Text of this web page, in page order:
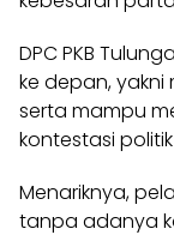
DPC PKB
ke depan, yakni
serta mampu
kontestasi
Menariknya,
tanpa adanya